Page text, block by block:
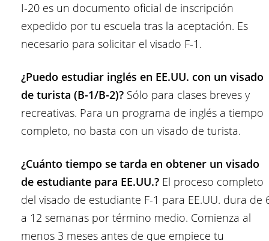
I-20 es un documento oficial de inscripción
expedido por tu escuela tras la aceptación. Es
necesario para solicitar el visado F-1.
¿Puedo estudiar inglés en EE.UU. con un visado
de turista (B-1/B-2)? Sólo para clases breves y
recreativas. Para un programa de inglés a tiempo
completo, no basta con un visado de turista.
¿Cuánto tiempo se tarda en obtener un visado
de estudiante para EE.UU.? El proceso completo
del visado de estudiante F-1 para EE.UU. dura de
a 12 semanas por término medio. Comienza al
menos 3 meses antes de que empiece tu